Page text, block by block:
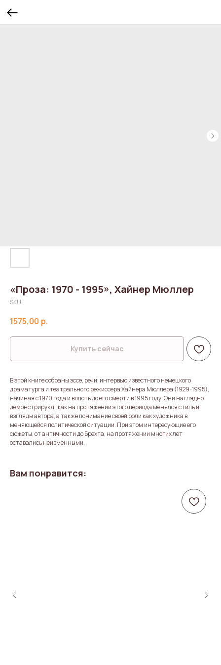
«Проза: 1970 - 1995», Хайнер Мюллер
SKU:
1575,00 р.
Купить сейчас
В этой книге собраны эссе, речи, интервью известного немецкого
драматурга и театрального режиссера Хайнера Мюллера (1929-1995),
начиная с 1970 года и вплоть до его смерти в 1995 году. Они наглядно
демонстрируют, как на протяжении этого периода менялся стиль и
взгляды автора, а также понимание своей роли как художника в
меняющейся политической ситуации. При этом интересующие его
сюжеты, от античности до Брехта, на протяжении многих лет
оставались неизменными.
Вам понравится: